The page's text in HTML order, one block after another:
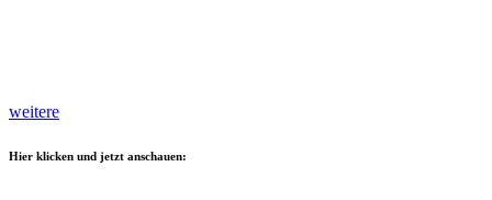
weitere
Hier klicken und jetzt anschauen: